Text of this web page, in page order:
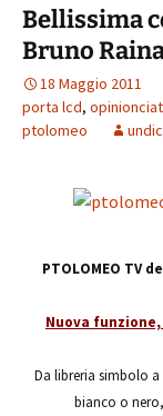
Bellissima
Bruno
18 Maggio 2011
porta lcd,
ptolomeo
PTOLOMEO TV
Nuova
Da libreria simbolo
bianco o